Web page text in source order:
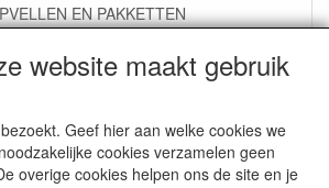
website maakt gebruik
Geef hier aan welke cookies we
cookies verzamelen geen
overige cookies helpen ons de site en je
EN PAKKETTEN
LIJM SNIJMALLEN STEMPELS
+SCRAP TOEBEHOREN
EN KLEUREN, GELPEN,MARKER
EN TOEBEHOREN